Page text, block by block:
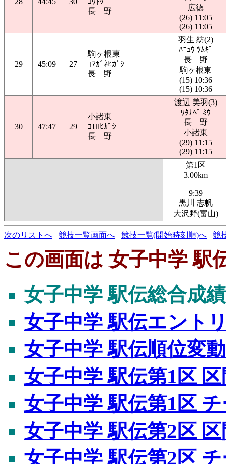
長 野
広徳
(26) 11:05
(26) 11:05
29 45:09 27
駒ヶ根東
ｺﾏｶﾞﾈﾋｶﾞｼ
長 野
羽生 紡(2)
ﾊﾆｭｳ ﾂﾑｷﾞ
長 野
駒ヶ根東
(15) 10:36
(15) 10:36
30 47:47 29
小諸東
ｺﾓﾛﾋｶﾞｼ
長 野
渡辺 美羽(3)
ﾜﾀﾅﾍﾞ ﾐｳ
長 野
小諸東
(29) 11:15
(29) 11:15
第1区
3.00km
9:39
黒川 志帆
大沢野(富山)
次のリストへ 競技一覧画面へ 競技一覧(開始時刻順)へ 競
この画面は 女子中学 駅
女子中学 駅伝総合成績
女子中学 駅伝エント
女子中学 駅伝順位変
女子中学 駅伝第1区
女子中学 駅伝第1区
女子中学 駅伝第2区
女子中学 駅伝第2区